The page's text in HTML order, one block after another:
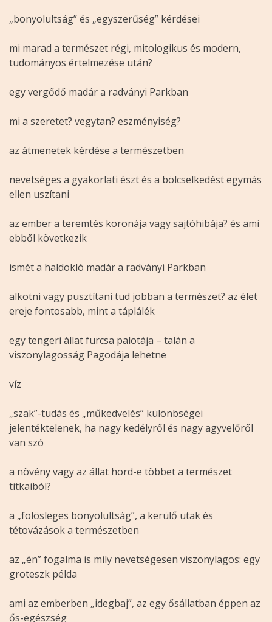
„bonyolultság” és „egyszerűség” kérdései
mi marad a természet régi, mitologikus és modern,
tudományos értelmezése után?
egy vergődő madár a radványi Parkban
mi a szeretet? vegytan? eszményiség?
az átmenetek kérdése a természetben
nevetséges a gyakorlati észt és a bölcselkedést egymás
ellen uszítani
az ember a teremtés koronája vagy sajtóhibája? és ami
ebből következik
ismét a haldokló madár a radványi Parkban
alkotni vagy pusztítani tud jobban a természet? az élet
ereje fontosabb, mint a táplálék
egy tengeri állat furcsa palotája – talán a
viszonylagosság Pagodája lehetne
víz
„szak”-tudás és „műkedvelés” különbségei
jelentéktelenek, ha nagy kedélyről és nagy agyvelőről
van szó
a növény vagy az állat hord-e többet a természet
titkaiból?
a „fölösleges bonyolultság”, a kerülő utak és
tétovázások a természetben
az „én” fogalma is mily nevetségesen viszonylagos: egy
groteszk példa
ami az emberben „idegbaj”, az egy ősállatban éppen az
ős-egészség